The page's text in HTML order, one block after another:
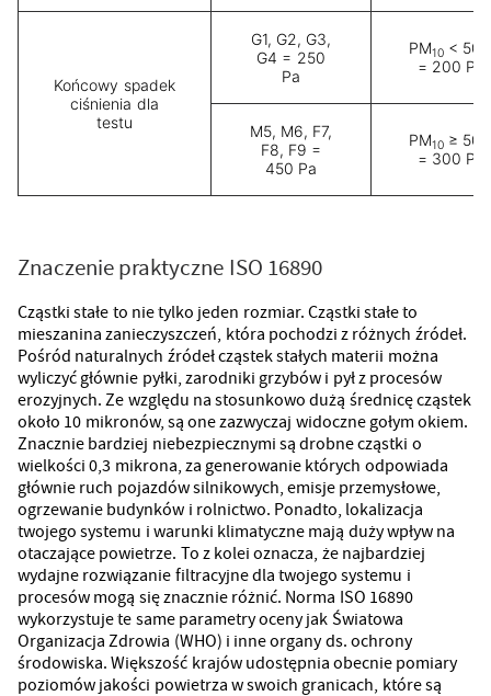
Końcowy spadek
ciśnienia dla
testu
G1, G2, G3,
G4 = 250
Pa
PM10<
= 200 Pa
M5, M6, F7,
F8, F9 =
450 Pa
PM10≥
= 300 Pa
Znaczenie praktyczne ISO 16890
Cząstki stałe to nie tylko jeden rozmiar. Cząstki stałe to
mieszanina zanieczyszczeń, która pochodzi z różnych źródeł.
Pośród naturalnych źródeł cząstek stałych materii można
wyliczyć głównie pyłki, zarodniki grzybów i pył z procesów
erozyjnych. Ze względu na stosunkowo dużą średnicę cząstek
około 10 mikronów, są one zazwyczaj widoczne gołym okiem.
Znacznie bardziej niebezpiecznymi są drobne cząstki o
wielkości 0,3 mikrona, za generowanie których odpowiada
głównie ruch pojazdów silnikowych, emisje przemysłowe,
ogrzewanie budynków i rolnictwo. Ponadto, lokalizacja
twojego systemu i warunki klimatyczne mają duży wpływ na
otaczające powietrze. To z kolei oznacza, że najbardziej
wydajne rozwiązanie filtracyjne dla twojego systemu i
procesów mogą się znacznie różnić. Norma ISO 16890
wykorzystuje te same parametry oceny jak Światowa
Organizacja Zdrowia (WHO) i inne organy ds. ochrony
środowiska. Większość krajów udostępnia obecnie pomiary
poziomów jakości powietrza w swoich granicach, które są